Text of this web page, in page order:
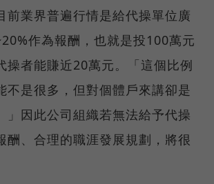
前業界普遍行情是給代操單位廣
作為報酬，也就是投100萬元
操者能賺近20萬元。「這個比例
不是很多，但對個體戶來講卻是
」因此公司組織若無法給予代操
酬、合理的職涯發展規劃，將很